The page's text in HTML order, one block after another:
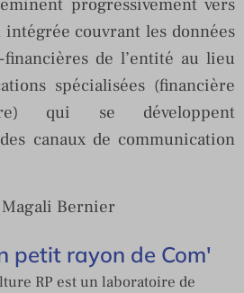
progressivement vers
couvrant les données
de l’entité au lieu
spécialisées (financière
qui se développent
canaux de communication
Bernier
petit rayon de Com'
RP est un laboratoire de